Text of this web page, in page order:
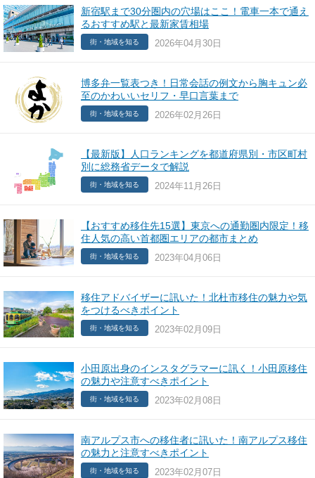
新宿駅まで30分圏内の穴場はここ！電車一本で通え
るおすすめ駅と最新家賃相場
街・地域を知る 2026年04月30日
博多弁一覧表つき！日常会話の例文から胸キュン必
至のかわいいセリフ・早口言葉まで
街・地域を知る 2026年02月26日
【最新版】人口ランキングを都道府県別・市区町村
別に総務省データで解説
街・地域を知る 2024年11月26日
【おすすめ移住先15選】東京への通勤圏内限定！移
住人気の高い首都圏エリアの都市まとめ
街・地域を知る 2023年04月06日
移住アドバイザーに訊いた！北杜市移住の魅力や気
をつけるべきポイント
街・地域を知る 2023年02月09日
小田原出身のインスタグラマーに訊く！小田原移住
の魅力や注意すべきポイント
街・地域を知る 2023年02月08日
南アルプス市への移住者に訊いた！南アルプス移住
の魅力と注意すべきポイント
街・地域を知る 2023年02月07日